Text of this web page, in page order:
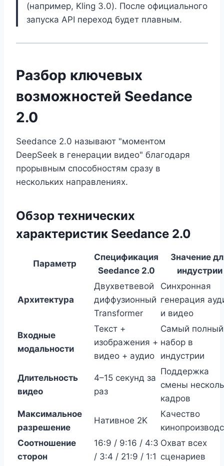
(например, Kling 3.0). После официального
запуска API переход будет плавным.
Разбор ключевых
возможностей Seedance
2.0
Seedance 2.0 называют "моментом
DeepSeek в генерации видео" благодаря
прорывным способностям сразу в
нескольких направлениях.
Обзор технических
характеристик Seedance 2.0
Параметр
Спецификация
Seedance 2.0
Значение
индустрии
Архитектура
Двухветвевой
диффузионный
Transformer
Синхронная
генерация
и видео
Входные
модальности
Текст +
изображения +
видео + аудио
Самый полный
набор в
индустрии
Длительность
видео
4–15 секунд за
раз
Поддержка
смены
кадров
Максимальное
разрешение
Нативное 2K
Качество
Соотношение
сторон
16:9 / 9:16 / 4:3
/ 3:4 / 21:9 / 1:1
Охват всех
сценариев